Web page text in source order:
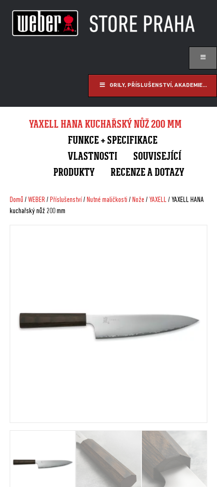
GRILY, PŘÍSLUŠENSTVÍ, AKADEMIE...
YAXELL HANA KUCHAŘSKÝ NŮŽ 200 MM
FUNKCE + SPECIFIKACE
VLASTNOSTI
SOUVISEJÍCÍ
PRODUKTY
RECENZE A DOTAZY
Domů /WEBER/ Příslušenství/ Nutné maličkosti / Nože / YAXELL/ YAXELL HANA
kuchařský nůž 200 mm